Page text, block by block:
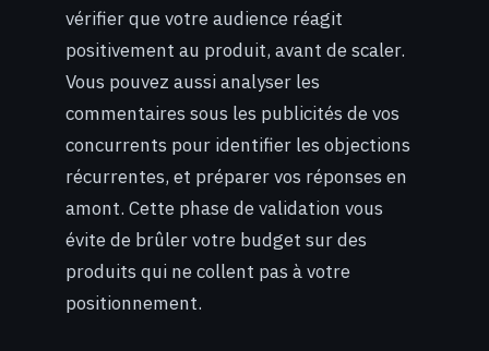
vérifier que votre audience réagit
positivement au produit, avant de scaler.
Vous pouvez aussi analyser les
commentaires sous les publicités de vos
concurrents pour identifier les objections
récurrentes, et préparer vos réponses en
amont. Cette phase de validation vous
évite de brûler votre budget sur des
produits qui ne collent pas à votre
positionnement.